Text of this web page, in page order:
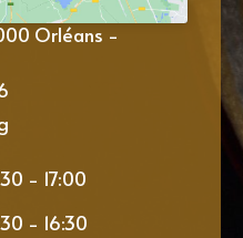
Orléans -
- 17:00
- 16:30